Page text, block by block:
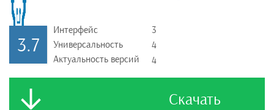
3.7
Интерфейс
Универсальность
Актуальность версий
3
4
4
Скачать